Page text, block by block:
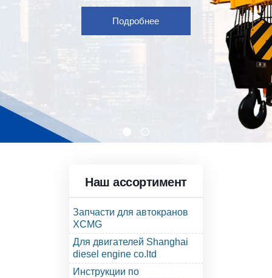
Подробнее
Наш ассортимент
Запчасти для автокранов
XCMG
Для двигателей Shanghai
diesel engine co.ltd
Инструкции по